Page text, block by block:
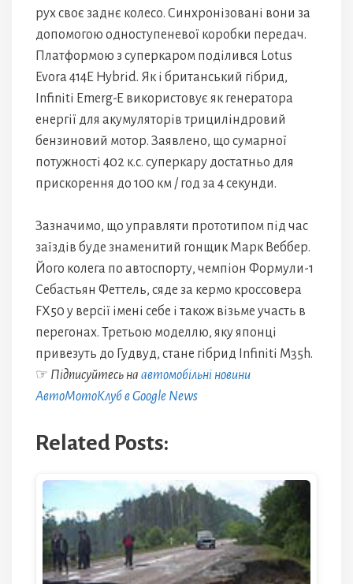
рух своє заднє колесо. Синхронізовані вони за
допомогою одноступеневої коробки передач.
Платформою з суперкаром поділився Lotus
Evora 414E Hybrid. Як і британський гібрид,
Infiniti Emerg-E використовує як генератора
енергії для акумуляторів трициліндровий
бензиновий мотор. Заявлено, що сумарної
потужності 402 к.с. суперкару достатньо для
прискорення до 100 км / год за 4 секунди.
Зазначимо, що управляти прототипом під час
заїздів буде знаменитий гонщик Марк Веббер.
Його колега по автоспорту, чемпіон Формули-1
Себастьян Феттель, сяде за кермо кроссовера
FX50 у версії імені себе і також візьме участь в
перегонах. Третьою моделлю, яку японці
привезуть до Гудвуд, стане гібрид Infiniti M35h.
☞ Підписуйтесь на автомобільні новини
АвтоМотоКлуб в Google News
Related Posts: